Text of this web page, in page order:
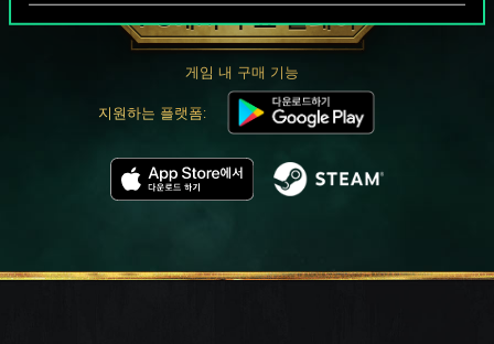
PC에서 무료 플레이
게임 내 구매 기능
지원하는 플랫폼: